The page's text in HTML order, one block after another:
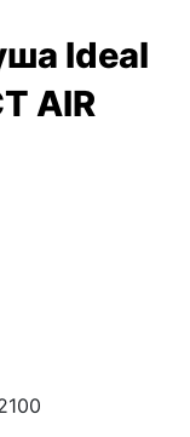
Ideal
AIR